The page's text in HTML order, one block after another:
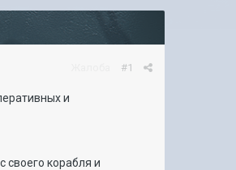
#1
и
своего корабля и